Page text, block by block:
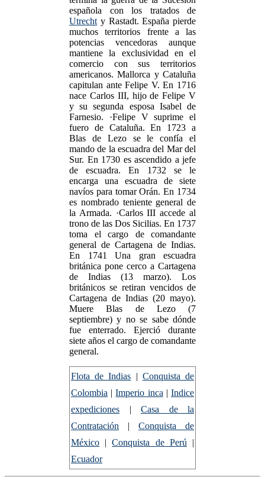
española con los tratados de
Utrecht y Rastadt. España pierde
muchos territorios frente a las
potencias vencedoras aunque
mantiene la exclusividad en el
comercio con sus territorios
americanos. Mallorca y Cataluña
capitulan ante Felipe V. En 1716
nace Carlos III, hijo de Felipe V
y su segunda esposa Isabel de
Farnesio. ·Felipe V suprime el
fuero de Cataluña. En 1723 a
Blas de Lezo se le confía el
mando de la escuadra del Mar del
Sur. En 1730 es ascendido a jefe
de escuadra. En 1732 se le
encarga una escuadra de siete
navíos para tomar Orán. En 1734
es nombrado teniente general de
la Armada. ·Carlos III accede al
trono de las Dos Sicilias. En 1737
toma el cargo de comandante
general de Cartagena de Indias.
En 1741 Una gran escuadra
británica pone cerco a Cartagena
de Indias (13 marzo). Los
británicos se retiran vencidos de
Cartagena de Indias (20 mayo).
Muere Blas de Lezo (7
septiembre) y no se sabe dónde
fue enterrado. Ejerció durante
siete años el cargo de comandante
general.
Flota de Indias | Conquista de
Colombia |Imperio inca |Indice
expediciones | Casa de la
Contratación | Conquista de
México |Conquista de Perú |
Ecuador